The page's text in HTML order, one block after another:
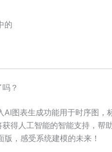
的
？
AI图表生成功能用于时序图，
得人工智能的智能支持，帮
，感受系统建模的未来！